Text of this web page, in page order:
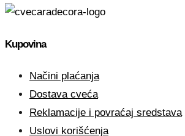
Kupovina
Načini plaćanja
Dostava cveća
Reklamacije i povraćaj sredstava
Uslovi korišćenja